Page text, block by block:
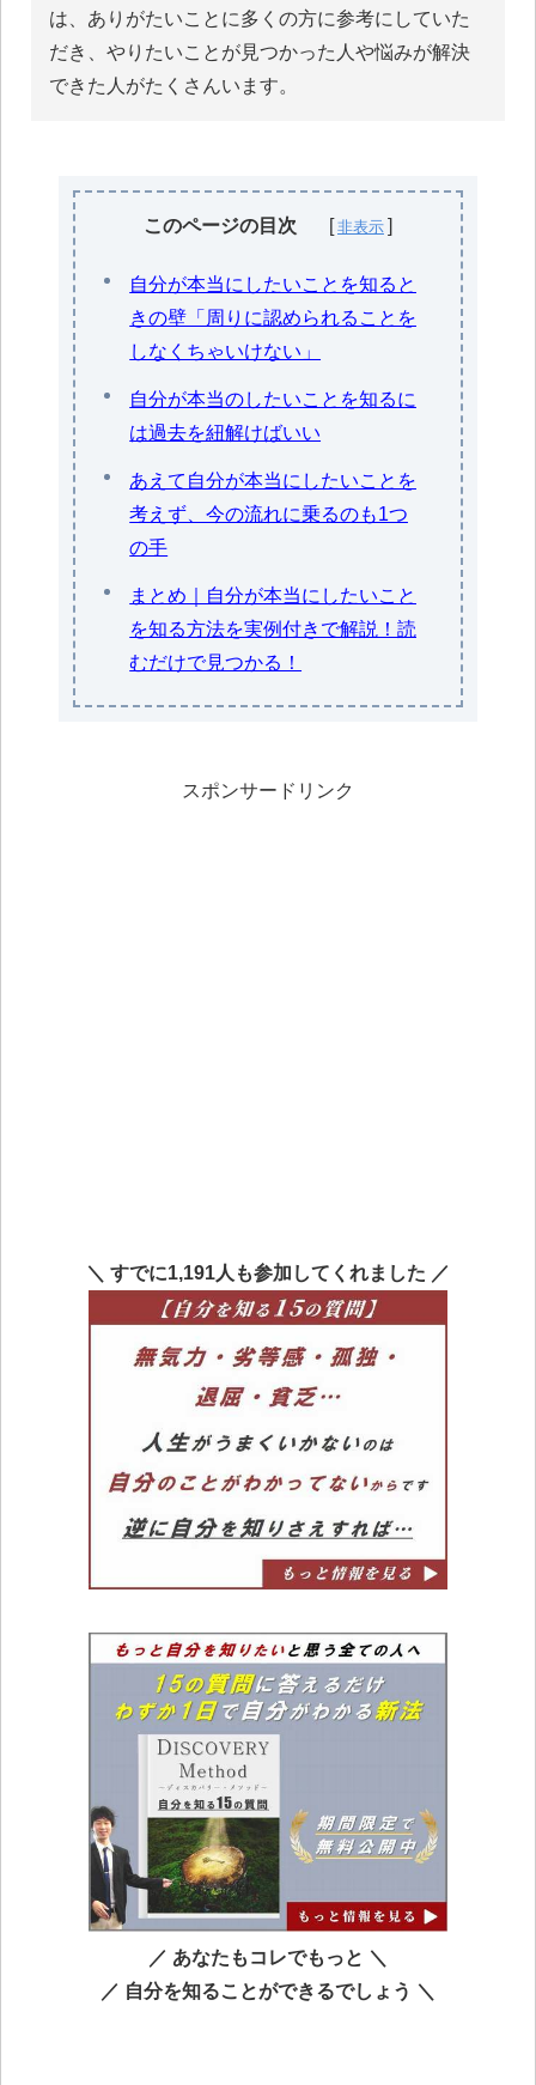
は、ありがたいことに多くの方に参考にしていた
だき、やりたいことが見つかった人や悩みが解決
できた人がたくさんいます。
このページの目次
自分が本当にしたいことを知ると
きの壁「周りに認められることを
しなくちゃいけない」
自分が本当のしたいことを知るに
は過去を紐解けばいい
あえて自分が本当にしたいことを
考えず、今の流れに乗るのも1つ
の手
まとめ｜自分が本当にしたいこと
を知る方法を実例付きで解説！読
むだけで見つかる！
スポンサードリンク
＼ すでに1,191人も参加してくれました ／
／ あなたもコレでもっと ＼
／ 自分を知ることができるでしょう ＼